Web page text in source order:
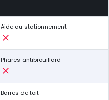
Aide au stationnement
Phares antibrouillard
Barres de toit